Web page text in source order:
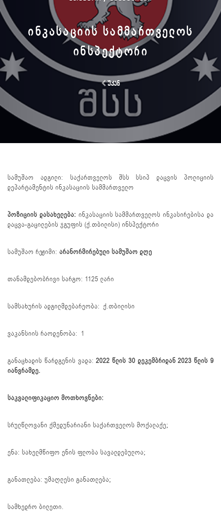
ᲘᲜᲙᲐᲡᲐᲪᲘᲘᲡ ᲡᲐᲛᲛᲐᲠᲗᲕᲔᲚᲝᲡ
ᲘᲜᲡᲞᲔᲥᲢᲝᲠᲘ
უკან
სამუშაო ადგილი: საქართველოს შსს სსიპ დაცვის პოლიციის
დეპარტამენტის ინკასაციის სამმართველო
პოზიციის დასახელება: ინკასაციის სამმართველოს ინკასირებისა და
დაცვა-გაცილების ჯგუფის (ქ.თბილისი) ინსპექტორი
სამუშაო რეჟიმი: არანორმირებული სამუშაო დღე
თანამდებობრივი სარგო: 1125 ლარი
სამსახურის ადგილმდებარეობა: ქ.თბილისი
ვაკანსიის რაოდენობა: 1
განაცხადის წარდგენის ვადა:2022 წლის 30 დეკემბრიდან 2023 წლის 9
იანვრამდე.
საკვალიფიკაციო მოთხოვნები:
სრულწლოვანი ქმედუნარიანი საქართველოს მოქალაქე;
ენა: სახელმწიფო ენის ფლობა სავალდებულოა;
განათლება: უმაღლესი განათლება;
სამხედრო ბილეთი.